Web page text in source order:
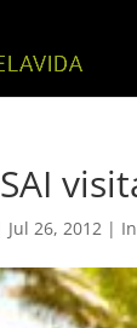
Jul 26, 2012 |